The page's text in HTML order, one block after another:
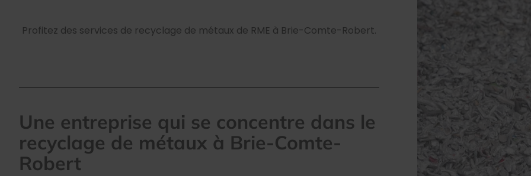
Profitez des services de recyclage de métaux de RME à Brie-Comte-Robert.
Une entreprise qui se concentre dans le
recyclage de métaux à Brie-Comte-
Robert